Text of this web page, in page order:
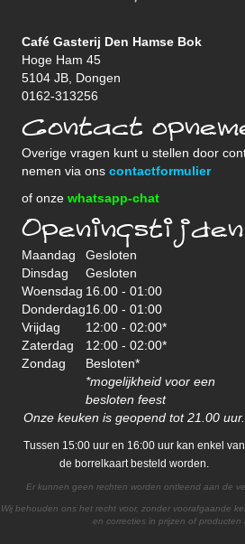
Café Gasterij Den Hamse Bok
Hoge Ham 45
5104 JB, Dongen
0162-313256
Contact
Overige vragen kunt u stellen door
nemen via ons contactformulier
of onze whatsapp-chat
Openingstijden
Maandag
Gesloten
Dinsdag
Gesloten
Woensdag 16.00 - 01:00
Donderdag16.00 - 01:00
Vrijdag
12:00 - 02:00*
Zaterdag
12:00 - 02:00*
Zondag
Besloten*
*mogelijkheid voor een
besloten feest
Onze keuken is geopend tot 21.00 uur.
Tussen 15:00 uur en 16:00 uur kan enkel van
de borrelkaart besteld worden.
Er kunnen geen rechten worden ontleend aan de
Wij behouden ons het recht voor, zonder voorafgaande
en correcties in prijzen of producten